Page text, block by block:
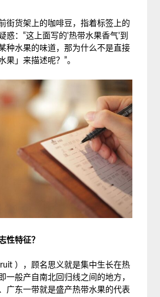
街货架上的咖啡豆，指着标签上的
惑：“这上面写的'热带水果香气'到
种水果的味道，那为什么不是直接
果」来描述呢？”。
性特征？
），顾名思义就是集中生长在热
一般产自南北回归线之间的地方，
广东一带就是盛产热带水果的代表